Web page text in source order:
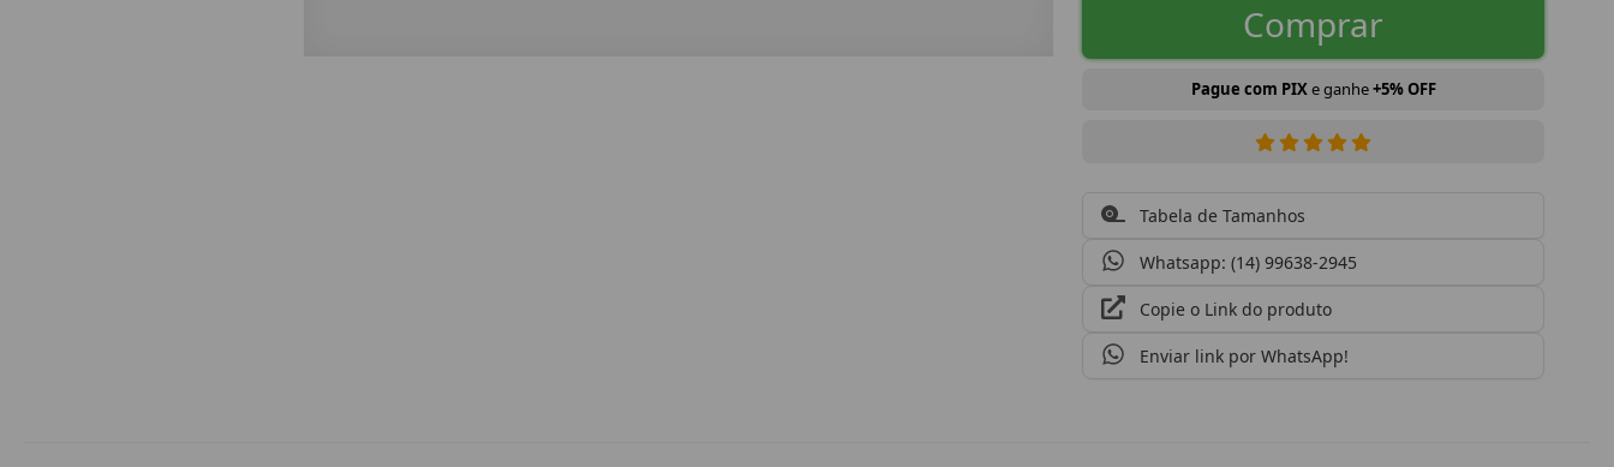
Comprar
Pague com PIXe ganhe+5% OFF
Tabela de Tamanhos
Whatsapp: (14) 99638-2945
Copie o Link do produto
Enviar link por WhatsApp!